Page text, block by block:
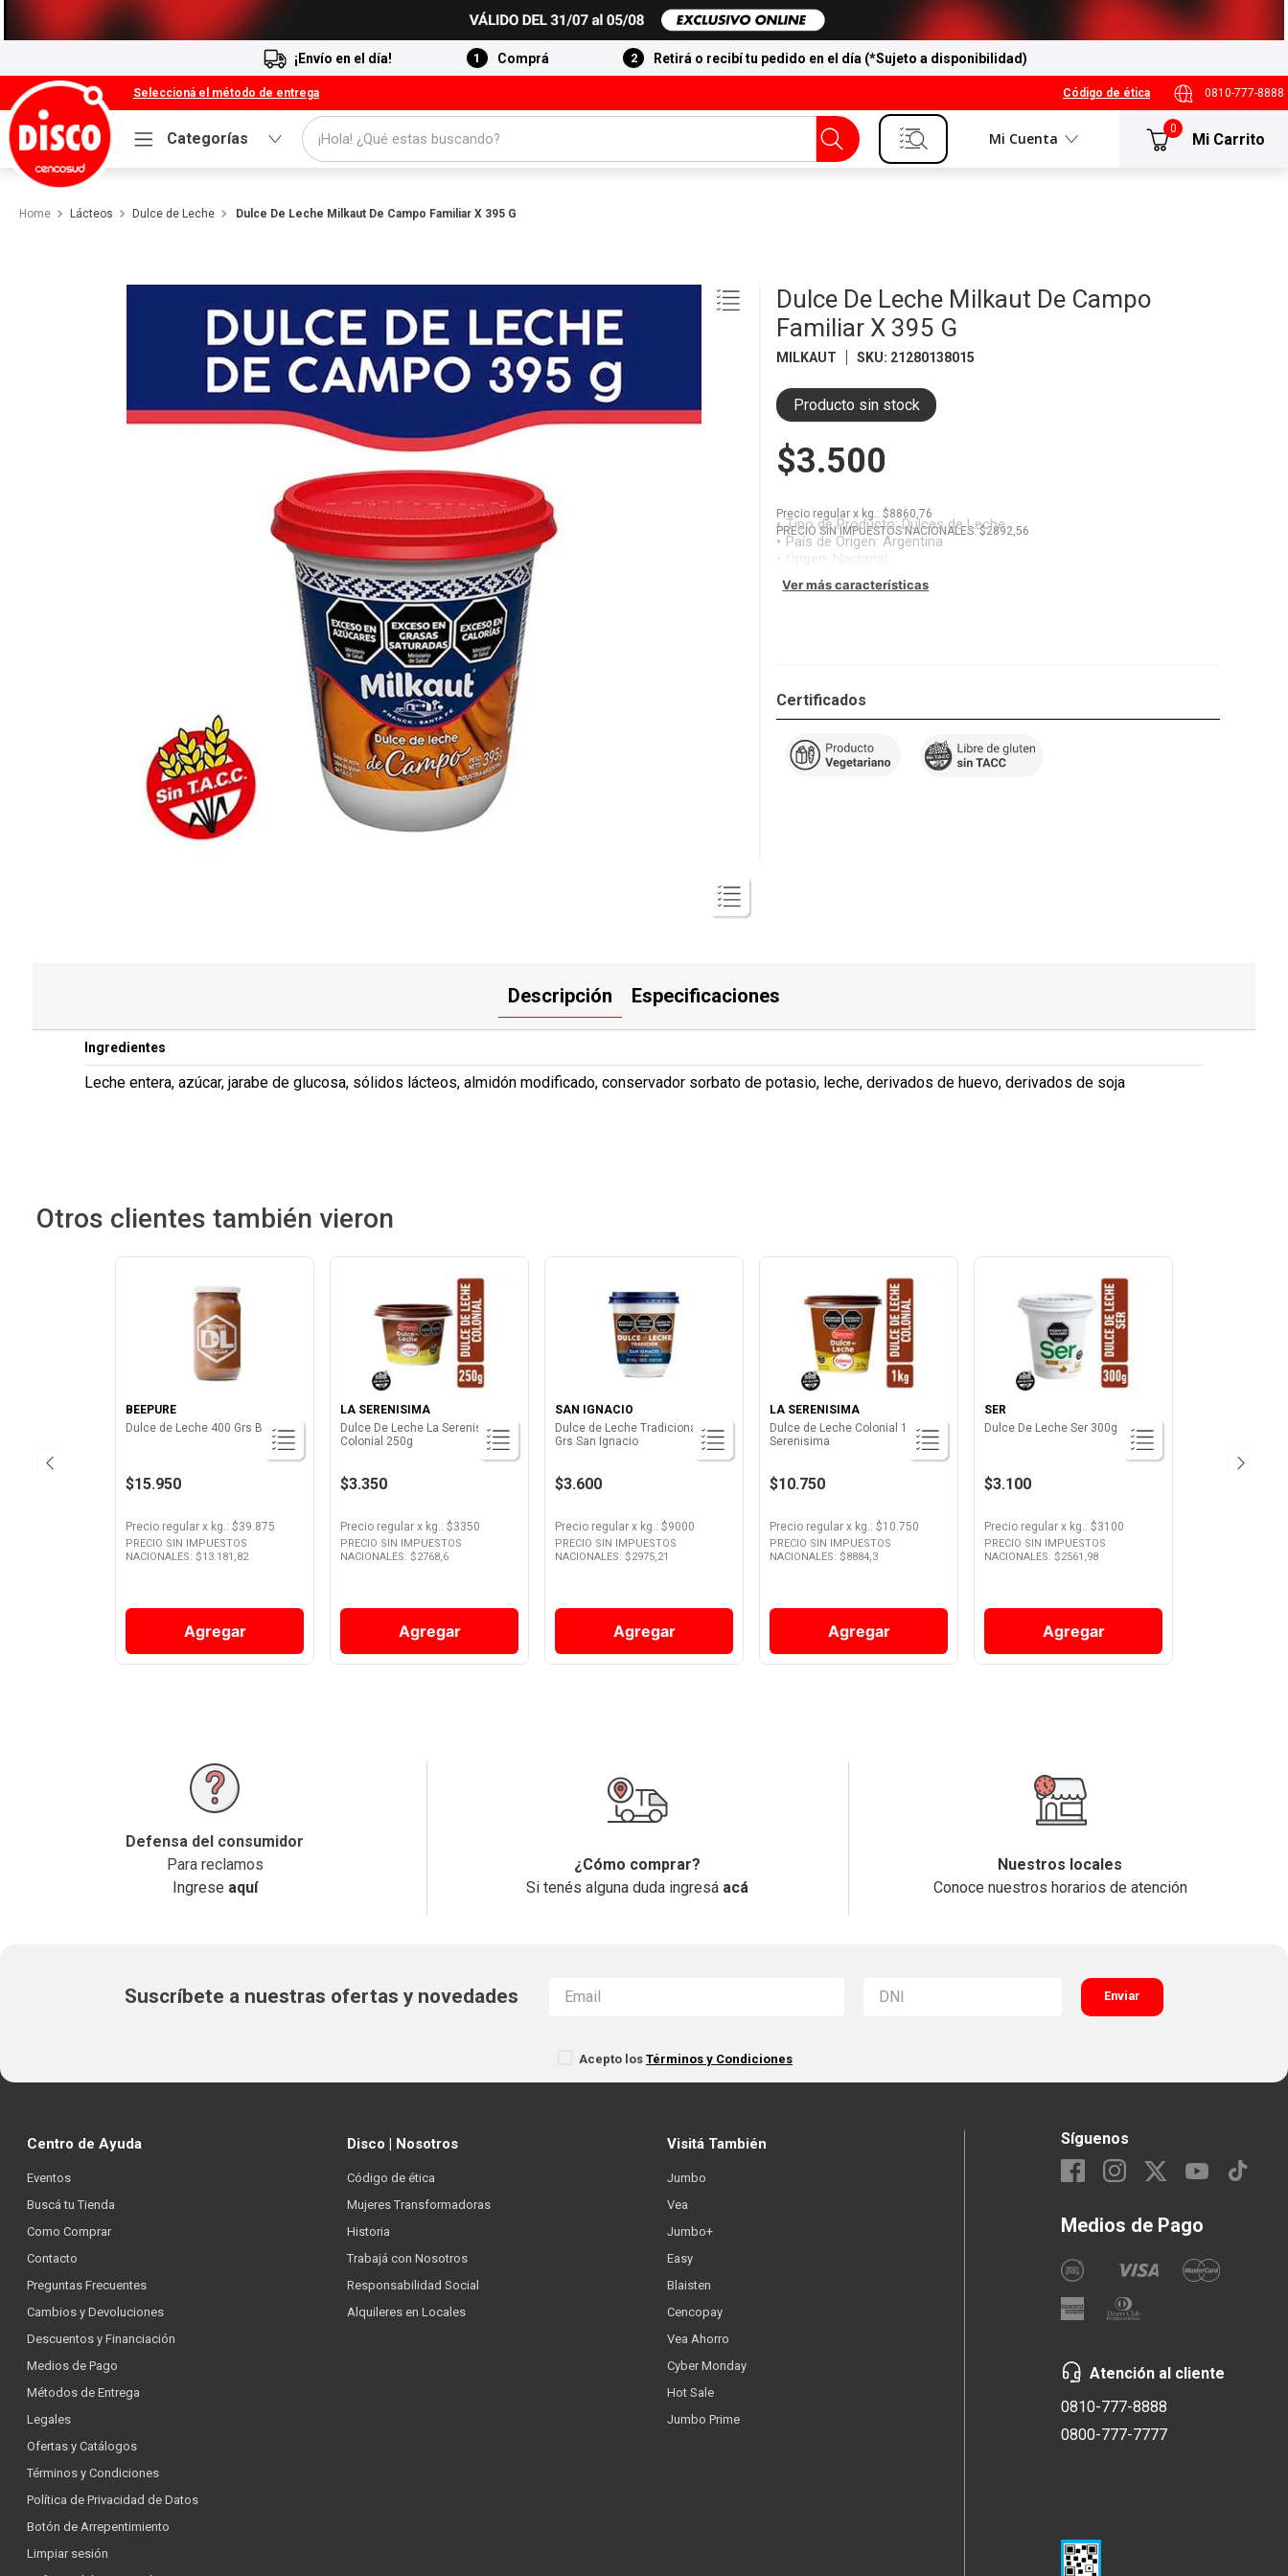
¡Envío en el día! Comprá Retirá o recibí tu pedido en el día (*Sujeto a disponibilidad)
Seleccioná el método de entrega Código de ética 0810-777-8888
Categorías
¡Hola! ¿Qué estas buscando?
Mi Cuenta
0
Lácteos Dulce de Leche Dulce De Leche Milkaut De Campo Familiar X 395 G
Dulce De Leche Milkaut De Campo
Familiar X 395 G
MILKAUT SKU: 21280138015
Producto sin stock
$3.500
Precio regular x kg.: $8860,76
PRECIO SIN IMPUESTOS NACIONALES: $2892,56
Tipo de Producto:Dulces de Leche
País de Origen:Argentina
Ver más características
Certificados
Descripción Especificaciones
Ingredientes
Leche entera, azúcar, jarabe de glucosa, sólidos lácteos, almidón modificado, conservador sorbato de potasio, leche, derivados de huevo, derivados de soja
Otros clientes también vieron
BEEPURE
Dulce de Leche 400 Grs Beepure
$15.950
Precio regular x kg.: $39.875
PRECIO SIN IMPUESTOS
NACIONALES: $13.181,82
Agregar
LA SERENISIMA
Dulce De Leche La Serenisima
Colonial 250g
$3.350
Precio regular x kg.: $3350
PRECIO SIN IMPUESTOS
NACIONALES: $2768,6
Agregar
SAN IGNACIO
Dulce de Leche Tradicional 400
Grs San Ignacio
$3.600
Precio regular x kg.: $9000
PRECIO SIN IMPUESTOS
NACIONALES: $2975,21
Agregar
LA SERENISIMA
Dulce de Leche Colonial 1 Kg La
Serenisima
$10.750
Precio regular x kg.: $10.750
PRECIO SIN IMPUESTOS
NACIONALES: $8884,3
Agregar
SER
Dulce De Leche Ser 300g
$3.100
Precio regular x kg.: $3100
PRECIO SIN IMPUESTOS
NACIONALES: $2561,98
Agregar
Defensa del consumidor
Para reclamos
Ingrese aquí
¿Cómo comprar?
Si tenés alguna duda ingresá acá
Nuestros locales
Conoce nuestros horarios de atención
Suscríbete a nuestras ofertas y novedades Enviar
Acepto losTérminos y Condiciones
Centro de Ayuda
Eventos
Buscá tu Tienda
Como Comprar
Contacto
Preguntas Frecuentes
Cambios y Devoluciones
Descuentos y Financiación
Medios de Pago
Métodos de Entrega
Legales
Ofertas y Catálogos
Términos y Condiciones
Política de Privacidad de Datos
Botón de Arrepentimiento
Limpiar sesión
Disco | Nosotros
Código de ética
Mujeres Transformadoras
Historia
Trabajá con Nosotros
Responsabilidad Social
Alquileres en Locales
Visitá También
Jumbo
Vea
Jumbo+
Easy
Blaisten
Cencopay
Vea Ahorro
Cyber Monday
Hot Sale
Jumbo Prime
Síguenos
Medios de Pago
Atención al cliente
0810-777-8888
0800-777-7777
1.
Cafe
3.
Galletitas
Carne
5
Cerveza
6
Yerba
7.
Queso
Chocolate
10. Nestle Classic